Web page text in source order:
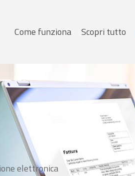
Menu
Come funziona Scopri tutto
elettronica